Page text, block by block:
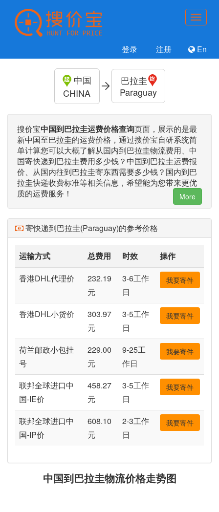
登录 注册 En
中国
CHINA
巴拉圭
Paraguay
搜价宝中国到巴拉圭运费价格查询页面，展示的是最
新中国至巴拉圭的运费价格，通过搜价宝自研系统简
单计算您可以大概了解从国内到巴拉圭物流费用、中
国寄快递到巴拉圭费用多少钱？中国到巴拉圭运费报
价、从国内往到巴拉圭寄东西需要多少钱？国内到巴
拉圭快递收费标准等相关信息，希望能为您带来更优
质的运费服务！
More
寄快递到巴拉圭(Paraguay)的参考价格
运输方式 总费用 时效
操作
香港DHL代理价
232.19
元
3-6工作
日
我要寄件
香港DHL小货价
303.97
元
3-5工作
日
我要寄件
荷兰邮政小包挂
号
229.00
元
9-25工
作日
我要寄件
联邦全球进口中
国-IE价
458.27
元
3-5工作
日
我要寄件
联邦全球进口中
国-IP价
608.10
元
2-3工作
日
我要寄件
中国到巴拉圭物流价格走势图